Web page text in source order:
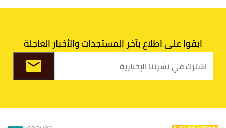
ابقوا على اطلاع بآخر المستجدات والأخبار العاجلة